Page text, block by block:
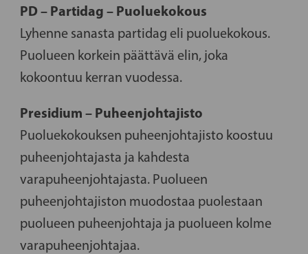
PD – Partidag – Puoluekokous
Lyhenne sanasta partidag eli puoluekokous.
Puolueen korkein päättävä elin, joka
kokoontuu kerran vuodessa.
Presidium – Puheenjohtajisto
Puoluekokouksen puheenjohtajisto koostuu
puheenjohtajasta ja kahdesta
varapuheenjohtajasta. Puolueen
puheenjohtajiston muodostaa puolestaan
puolueen puheenjohtaja ja puolueen kolme
varapuheenjohtajaa.